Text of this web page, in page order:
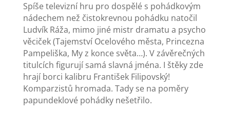
Spíše televizní hru pro dospělé s pohádkovým
nádechem než čistokrevnou pohádku natočil
Ludvík Ráža, mimo jiné mistr dramatu a psycho
věciček (Tajemství Ocelového města, Princezna
Pampeliška, My z konce světa…). V závěrečných
titulcích figurují samá slavná jména. I štěky zde
hrají borci kalibru František Filipovský!
Komparzistů hromada. Tady se na poměry
papundeklové pohádky nešetřilo.